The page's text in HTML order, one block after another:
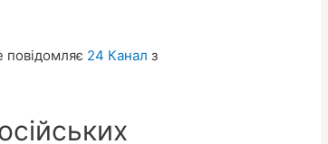
повідомляє 24 Канал з